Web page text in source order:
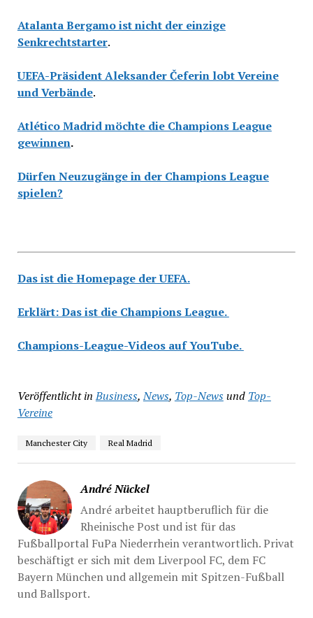
Atalanta Bergamo ist nicht der einzige
Senkrechtstarter.
UEFA-Präsident Aleksander Čeferin lobt Vereine
und Verbände.
Atlético Madrid möchte die Champions League
gewinnen.
Dürfen Neuzugänge in der Champions League
spielen?
Das ist die Homepage der UEFA.
Erklärt: Das ist die Champions League.
Champions-League-Videos auf YouTube.
Veröffentlicht in Business,News, Top-Newsund Top-
Vereine
Manchester City Real Madrid
André Nückel
André arbeitet hauptberuflich für die
Rheinische Post und ist für das
Fußballportal FuPa Niederrhein verantwortlich. Privat
beschäftigt er sich mit dem Liverpool FC, dem FC
Bayern München und allgemein mit Spitzen-Fußball
und Ballsport.